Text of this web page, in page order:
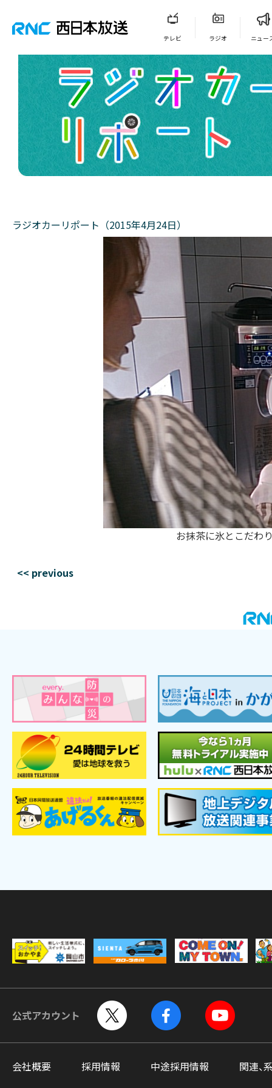
テレビ ラジオ ニュー
ラジオカーリポート（2015年4月24日）
お抹茶に氷とこだわ
<< previous
公式アカウント
会社概要 採用情報 中途採用情報 関連、